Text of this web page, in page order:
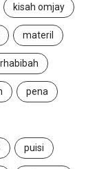
kisah omjay
materil
pena
puisi